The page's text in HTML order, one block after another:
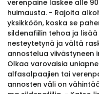
verenpaine laskee alle
huimausta. - Rajoita
yksikköön, koska se
sildenafiilin tehoa ja
nesteytetynä ja vältä
annostelua viivästyneen
Olkaa varovaisia
alfasalpaajien tai
annosten väli on